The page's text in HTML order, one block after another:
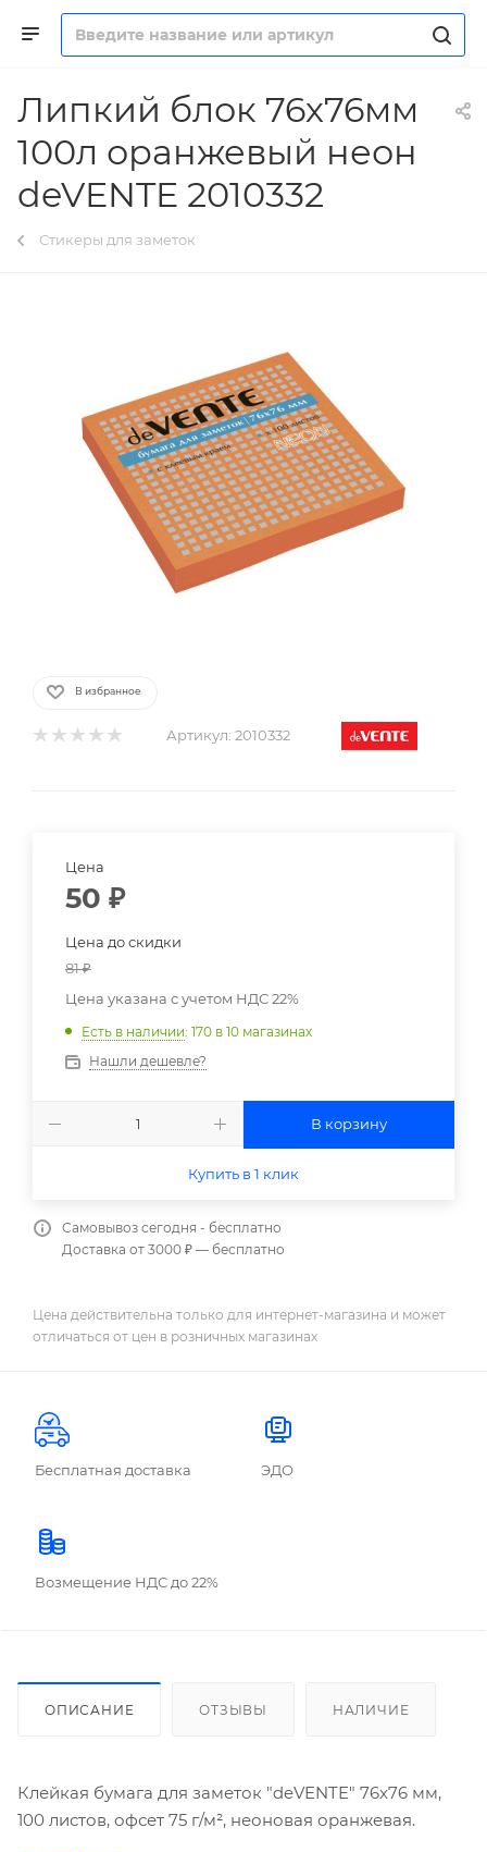
Липкий блок 76х76мм
100л оранжевый неон
deVENTE 2010332
Стикеры для заметок
В избранное
Артикул: 2010332
Цена
50 ₽
Цена до скидки
81₽
Цена указана с учетом НДС 22%
Есть в наличии: 170 в 10 магазинах
Нашли дешевле?
В корзину
Купить в 1 клик
Самовывоз сегодня - бесплатно
Доставка от 3000 ₽ — бесплатно
Цена действительна только для интернет-магазина и может
отличаться от цен в розничных магазинах
Бесплатная доставка ЭДО
Возмещение НДС до 22%
ОПИСАНИЕ ОТЗЫВЫ НАЛИЧИЕ
Клейкая бумага для заметок "deVENTE" 76x76 мм,
100 листов, офсет 75 г/м², неоновая оранжевая.